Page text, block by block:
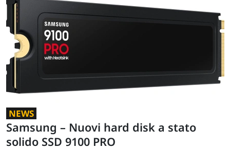
NEWS
Samsung – Nuovi hard disk a stato
solido SSD 9100 PRO